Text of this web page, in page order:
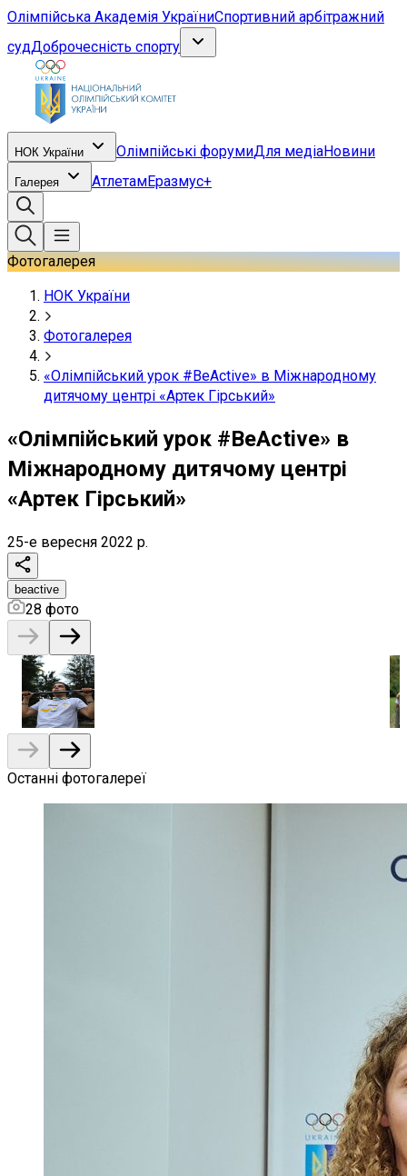
Олімпійська Академія УкраїниСпортивний арбітражний
судДоброчесність спорту
НОК України Олімпійські форумиДля медіаНовини
Галерея АтлетамЕразмус+
Фотогалерея
НОК України
Фотогалерея
«Олімпійський урок #BeActive» в Міжнародному
дитячому центрі «Артек Гірський»
«Олімпійський урок #BeActive» в
Міжнародному дитячому центрі
«Артек Гірський»
25-е вересня 2022 р.
beactive
28 фото
Останні фотогалереї